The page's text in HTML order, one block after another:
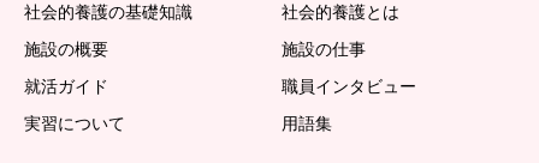
社会的養護の基礎知識
社会的養護とは
施設の概要
施設の仕事
就活ガイド
職員インタビュー
実習について
用語集